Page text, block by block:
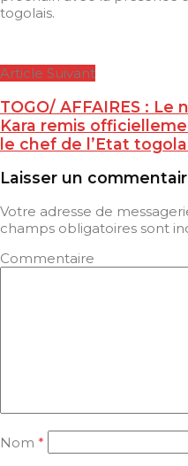
togolais.
Article Suivant
TOGO/ AFFAIRES :
Kara remis
le chef de l’Etat
Laisser un
Votre adresse de
champs obligatoires sont
Commentaire
Nom *